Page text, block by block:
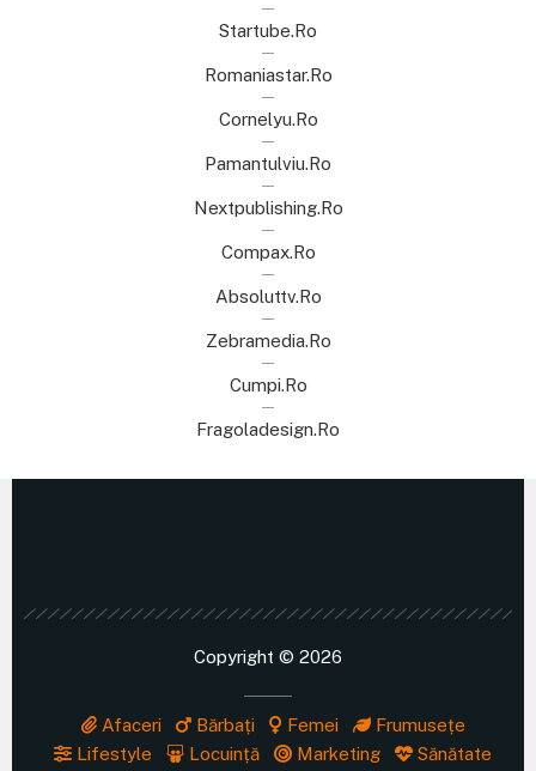
Startube.ro
Romaniastar.ro
Cornelyu.ro
Pamantulviu.ro
Nextpublishing.ro
Compax.ro
Absoluttv.ro
Zebramedia.ro
Cumpi.ro
Fragoladesign.ro
Copyright © 2026
Afaceri Bărbați Femei
Frumusețe
Lifestyle
Locuință Marketing Sănătate